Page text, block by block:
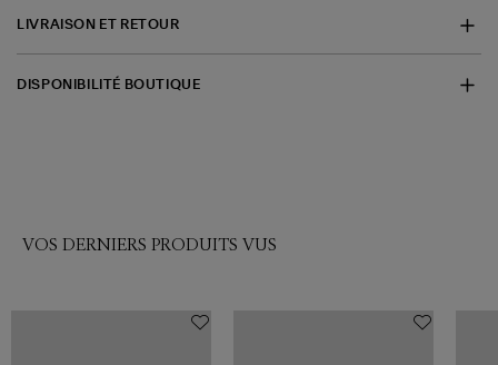
LIVRAISON ET RETOUR
DISPONIBILITÉ BOUTIQUE
VOS DERNIERS PRODUITS VUS